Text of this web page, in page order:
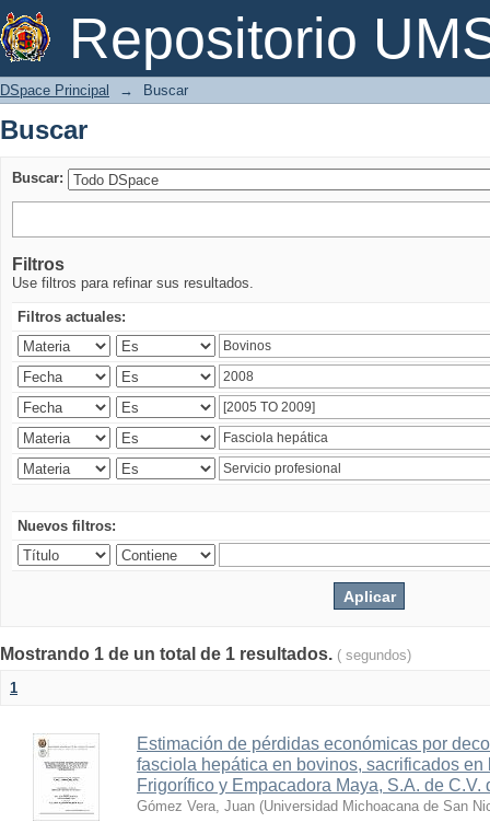
Repositorio
Buscar
DSpace Principal → Buscar
Buscar
Buscar:
Filtros
Use filtros para refinar sus resultados.
Filtros actuales:
Nuevos filtros:
Mostrando 1 de un total de 1 resultados. ( segundos)
1
Estimación de pérdidas económicas por
fasciola hepática en bovinos, sacrificados en
Frigorífico y Empacadora Maya, S.A. de
Gómez Vera, Juan (Universidad Michoacana de San